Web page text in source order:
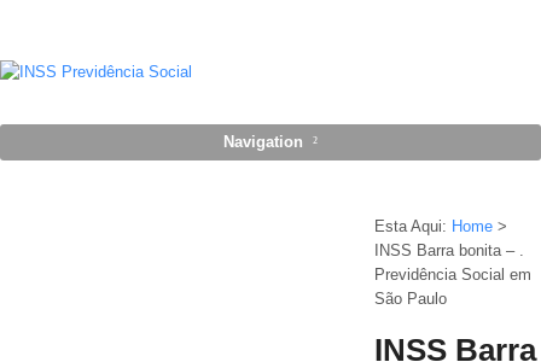
Navigation
Esta Aqui: Home >
INSS Barra bonita – .
Previdência Social em
São Paulo
INSS Barra